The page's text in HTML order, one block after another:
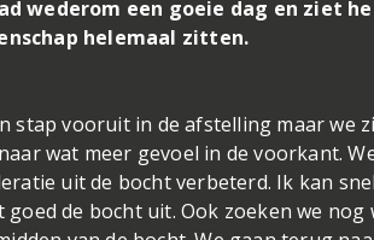
wederom een goeie dag en ziet
helemaal zitten.
stap vooruit in de afstelling maar we
wat meer gevoel in de voorkant.
uit de bocht verbeterd. Ik kan
goed de bocht uit. Ook zoeken we nog